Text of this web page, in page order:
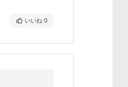
いいね 0